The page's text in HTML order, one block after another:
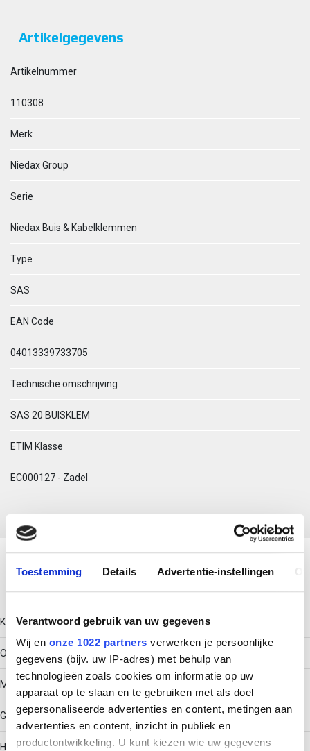
Toestemming Details Advertentie-instellingen
Verantwoord gebruik van uw gegevens
Wij en onze 1022 partners verwerken je persoonlijke
gegevens (bijv. uw IP-adres) met behulp van
technologieën zoals cookies om informatie op uw
apparaat op te slaan en te gebruiken met als doel
gepersonaliseerde advertenties en content, metingen aan
advertenties en content, inzicht in publiek en
productontwikkeling. U kunt kiezen wie uw gegevens
Artikelgegevens
Artikelnummer
110308
Merk
Niedax Group
Serie
Niedax Buis & Kabelklemmen
Type
SAS
EAN Code
04013339733705
Technische omschrijving
SAS 20 BUISKLEM
ETIM Klasse
EC000127 - Zadel
Download productsheet
Technische gegevens
Kleur
Overig
Model
Gesloten
Halogeenvrij